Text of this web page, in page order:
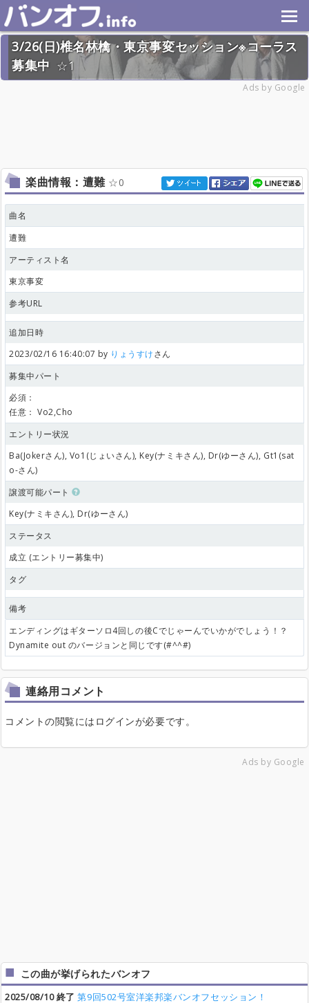
3/26(日)椎名林檎・東京事変セッション※コーラス
募集中
1
Ads by Google
楽曲情報：遭難 0
曲名
遭難
アーティスト名
東京事変
参考URL
追加日時
2023/02/16 16:40:07 by りょうすけさん
募集中パート
必須：
任意： Vo2,Cho
エントリー状況
Ba(Jokerさん), Vo1(じょいさん), Key(ナミキさん), Dr(ゆーさん), Gt1(sat
o-さん)
譲渡可能パート
Key(ナミキさん), Dr(ゆーさん)
ステータス
成立 (エントリー募集中)
タグ
備考
エンディングはギターソロ4回しの後Cでじゃーんでいかがでしょう！？
Dynamite out のバージョンと同じです(#^^#)
連絡用コメント
コメントの閲覧にはログインが必要です。
Ads by Google
この曲が挙げられたバンオフ
2025/08/10 終了 第9回502号室洋楽邦楽バンオフセッション！